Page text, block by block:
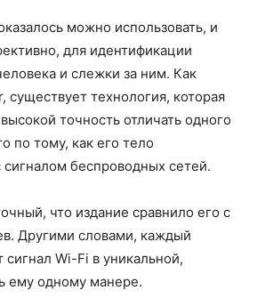
можно использовать, и
для идентификации
и слежки за ним. Как
существует технология, которая
точность отличать одного
по тому, как его тело
сигналом беспроводных сетей.
что издание сравнило его с
Другими словами, каждый
сигнал Wi-Fi в уникальной,
ему одному манере.